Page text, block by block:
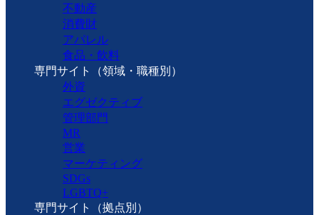
不動産
消費財
アパレル
食品・飲料
専門サイト（領域・職種別）
外資
エグゼクティブ
管理部門
MR
営業
マーケティング
SDGs
LGBTQ+
専門サイト（拠点別）